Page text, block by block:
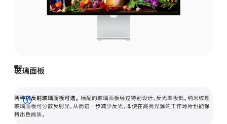
玻璃面板
两种抗反射玻璃面板可选。 标配的玻璃面板经过特别设计，反光率极低。纳米纹理
玻璃面板可分散反射光，从而进一步减少反光，即使在高亮光源的工作场所也能保
持出色画质。
展
开